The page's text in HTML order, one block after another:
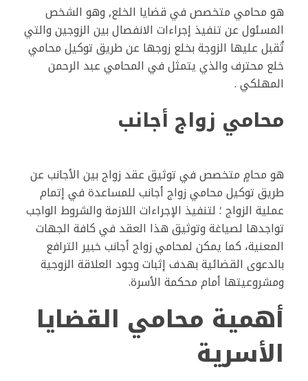
هو محامي متخصص في قضايا الخلع, وهو الشخص
المسئول عن تنفيذ إجراءات الانفصال بين الزوجين والتي
تُقبل عليها الزوجة بخلع زوجها عن طريق توكيل محامي
خلع محترف والذي يتمثل في المحامي عبد الرحمن
المهلكي .
محامي زواج أجانب
هو محامٍ متخصص في توثيق عقد زواج بين الأجانب عن
طريق توكيل محامي زواج أجانب للمساعدة في إتمام
عملية الزواج ؛ لتنفيذ الإجراءات اللازمة والشروط الواجب
تواجدها لصياغة وتوثيق هذا العقد في كافة الجهات
المعنية، كما يمكن لمحامي زواج أجانب خبير الترافع
بالدعوى القضائية بهدف إثبات وجود العلاقة الزوجية
ومشروعيتها أمام محكمة الأسرة.
أهمية محامي القضايا
الأسرية